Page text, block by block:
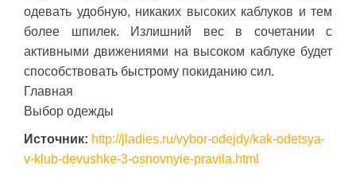
одевать удобную, никаких высоких каблуков и тем
более шпилек. Излишний вес в сочетании с
активными движениями на высоком каблуке будет
способствовать быстрому покиданию сил.
Главная
Выбор одежды
Источник: http://jladies.ru/vybor-odejdy/kak-odetsya-
v-klub-devushke-3-osnovnyie-pravila.html